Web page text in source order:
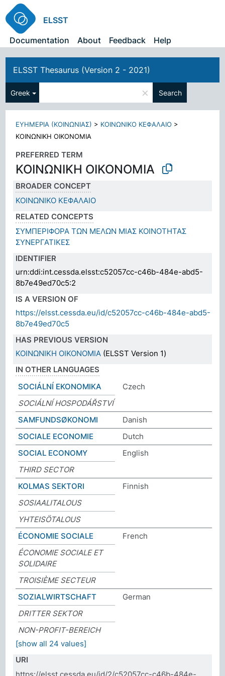
ELSST
Documentation
About Feedback Help
ELSST Thesaurus (Version 2 - 2021)
Greek × Search
ΕΥΗΜΕΡΙΑ (ΚΟΙΝΩΝΙΑΣ) > ΚΟΙΝΩΝΙΚΟ ΚΕΦΑΛΑΙΟ >
ΚΟΙΝΩΝΙΚΗ ΟΙΚΟΝΟΜΙΑ
PREFERRED TERM
ΚΟΙΝΩΝΙΚΗ ΟΙΚΟΝΟΜΙΑ
BROADER CONCEPT
ΚΟΙΝΩΝΙΚΟ ΚΕΦΑΛΑΙΟ
RELATED CONCEPTS
ΣΥΜΠΕΡΙΦΟΡΑ ΤΩΝ ΜΕΛΩΝ ΜΙΑΣ ΚΟΙΝΟΤΗΤΑΣ
ΣΥΝΕΡΓΑΤΙΚΕΣ
IDENTIFIER
urn:ddi:int.cessda.elsst:c52057cc-c46b-484e-abd5-
8b7e49ed70c5:2
IS A VERSION OF
https://elsst.cessda.eu/id/c52057cc-c46b-484e-abd5-
8b7e49ed70c5
HAS PREVIOUS VERSION
ΚΟΙΝΩΝΙΚΗ ΟΙΚΟΝΟΜΙΑ (ELSST Version 1)
IN OTHER LANGUAGES
SOCIÁLNÍ EKONOMIKA
Czech
SOCIÁLNÍ HOSPODÁŘSTVÍ
SAMFUNDSØKONOMI
Danish
SOCIALE ECONOMIE
Dutch
SOCIAL ECONOMY
English
THIRD SECTOR
KOLMAS SEKTORI
Finnish
SOSIAALITALOUS
YHTEISÖTALOUS
ÉCONOMIE SOCIALE
French
ÉCONOMIE SOCIALE ET
SOLIDAIRE
TROISIÈME SECTEUR
SOZIALWIRTSCHAFT
German
DRITTER SEKTOR
NON-PROFIT-BEREICH
[show all 24 values]
URI
https://elsst.cessda.eu/id/2/c52057cc-c46b-484e-